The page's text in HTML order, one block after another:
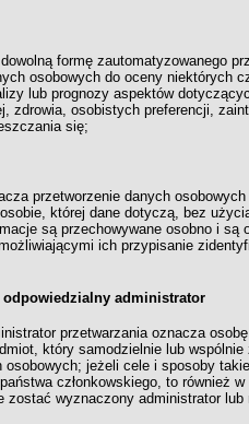
formę zautomatyzowanego
osobowych do oceny niektórych
lub prognozy aspektów
zdrowia, osobistych preferencji,
się;
przetworzenie danych
której dane dotyczą, bez
są przechowywane osobno i są
ich przypisanie
administrator
przetwarzania oznacza
który samodzielnie lub
osobowych; jeżeli cele i sposoby
członkowskiego, to również
zostać wyznaczony administrator